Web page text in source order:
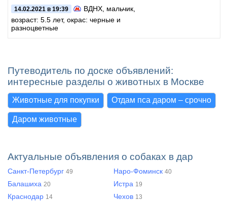
14.02.2021 в 19:39 ВДНХ, мальчик,
возраст: 5.5 лет, окрас: черные и
разноцветные
Путеводитель по доске объявлений:
интересные разделы о животных в Москве
Животные для покупки Отдам пса даром – срочно
Даром животные
Актуальные объявления о собаках в дар
Санкт-Петербург 49 Наро-Фоминск 40
Балашиха 20 Истра 19
Краснодар 14 Чехов 13